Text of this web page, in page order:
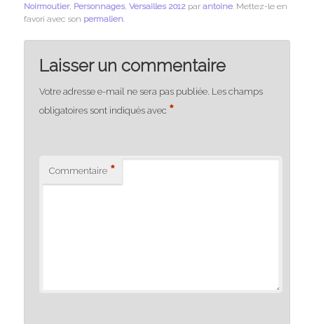
Noirmoutier, Personnages,Versailles 2012 parantoine. Mettez-le en
favori avec son permalien.
Laisser un commentaire
Votre adresse e-mail ne sera pas publiée. Les champs
obligatoires sont indiqués avec *
Commentaire *